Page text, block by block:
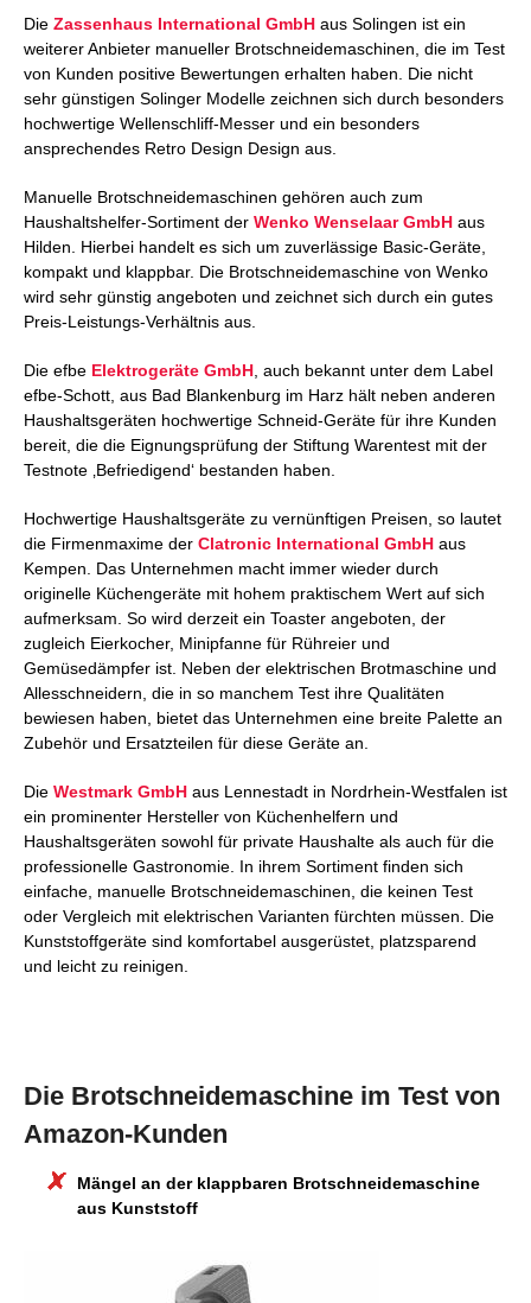
Die Zassenhaus International GmbH aus Solingen ist ein
weiterer Anbieter manueller Brotschneidemaschinen, die im Test
von Kunden positive Bewertungen erhalten haben. Die nicht
sehr günstigen Solinger Modelle zeichnen sich durch besonders
hochwertige Wellenschliff-Messer und ein besonders
ansprechendes Retro Design Design aus.
Manuelle Brotschneidemaschinen gehören auch zum
Haushaltshelfer-Sortiment der Wenko Wenselaar GmbH aus
Hilden. Hierbei handelt es sich um zuverlässige Basic-Geräte,
kompakt und klappbar. Die Brotschneidemaschine von Wenko
wird sehr günstig angeboten und zeichnet sich durch ein gutes
Preis-Leistungs-Verhältnis aus.
Die efbe Elektrogeräte GmbH , auch bekannt unter dem Label
efbe-Schott, aus Bad Blankenburg im Harz hält neben anderen
Haushaltsgeräten hochwertige Schneid-Geräte für ihre Kunden
bereit, die die Eignungsprüfung der Stiftung Warentest mit der
Testnote ‚Befriedigend‘ bestanden haben.
Hochwertige Haushaltsgeräte zu vernünftigen Preisen, so lautet
die Firmenmaxime der Clatronic International GmbH aus
Kempen. Das Unternehmen macht immer wieder durch
originelle Küchengeräte mit hohem praktischem Wert auf sich
aufmerksam. So wird derzeit ein Toaster angeboten, der
zugleich Eierkocher, Minipfanne für Rühreier und
Gemüsedämpfer ist. Neben der elektrischen Brotmaschine und
Allesschneidern, die in so manchem Test ihre Qualitäten
bewiesen haben, bietet das Unternehmen eine breite Palette an
Zubehör und Ersatzteilen für diese Geräte an.
Die Westmark GmbH aus Lennestadt in Nordrhein-Westfalen ist
ein prominenter Hersteller von Küchenhelfern und
Haushaltsgeräten sowohl für private Haushalte als auch für die
professionelle Gastronomie. In ihrem Sortiment finden sich
einfache, manuelle Brotschneidemaschinen, die keinen Test
oder Vergleich mit elektrischen Varianten fürchten müssen. Die
Kunststoffgeräte sind komfortabel ausgerüstet, platzsparend
und leicht zu reinigen.
Die Brotschneidemaschine im Test von
Amazon-Kunden
Mängel an der klappbaren Brotschneidemaschine
aus Kunststoff